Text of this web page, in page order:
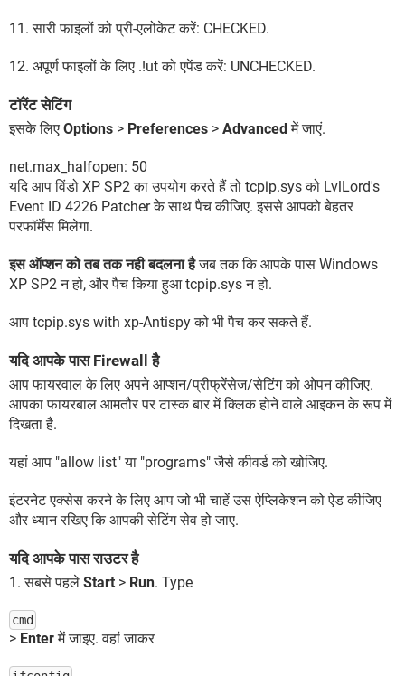
11. सारी फाइलों को प्री-एलोकेट करें: CHECKED.
12. अपूर्ण फाइलों के लिए .!ut को एपेंड करें: UNCHECKED.
टॉरेंट सेटिंग
इसके लिए Options > Preferences > Advancedमें जाएं.
net.max_halfopen: 50
यदि आप विंडो XP SP2 का उपयोग करते हैं तो tcpip.sys को LvlLord's
Event ID 4226 Patcher के साथ पैच कीजिए. इससे आपको बेहतर
परफॉर्मेंस मिलेगा.
इस ऑप्शन को तब तक नही बदलना हैजब तक कि आपके पास Windows
XP SP2 न हो, और पैच किया हुआ tcpip.sys न हो.
आप tcpip.sys with xp-Antispy को भी पैच कर सकते हैं.
यदि आपके पास Firewall है
आप फायरवाल के लिए अपने आप्शन/प्रीफ्रेंसेज/सेटिंग को ओपन कीजिए.
आपका फायरबाल आमतौर पर टास्क बार में क्लिक होने वाले आइकन के रूप में
दिखता है.
यहां आप "allow list" या "programs" जैसे कीवर्ड को खोजिए.
इंटरनेट एक्सेस करने के लिए आप जो भी चाहें उस ऐप्लिकेशन को ऐड कीजिए
और ध्यान रखिए कि आपकी सेटिंग सेव हो जाए.
यदि आपके पास राउटर है
1. सबसे पहले Start > Run. Type
cmd
> Enterमें जाइए. वहां जाकर